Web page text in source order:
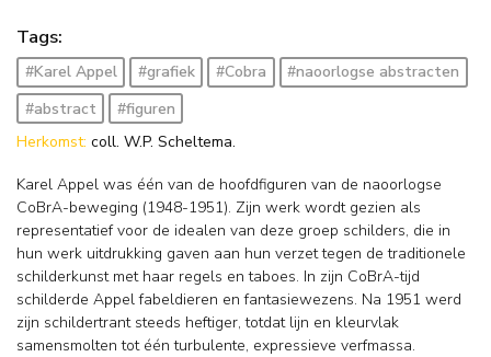
Tags:
#Karel Appel #grafiek #Cobra
#naoorlogse abstracten
#abstract
#figuren
Herkomst: coll. W.P. Scheltema.
Karel Appel was één van de hoofdfiguren van de naoorlogse
CoBrA-beweging (1948-1951). Zijn werk wordt gezien als
representatief voor de idealen van deze groep schilders, die in
hun werk uitdrukking gaven aan hun verzet tegen de traditionele
schilderkunst met haar regels en taboes. In zijn CoBrA-tijd
schilderde Appel fabeldieren en fantasiewezens. Na 1951 werd
zijn schildertrant steeds heftiger, totdat lijn en kleurvlak
samensmolten tot één turbulente, expressieve verfmassa.